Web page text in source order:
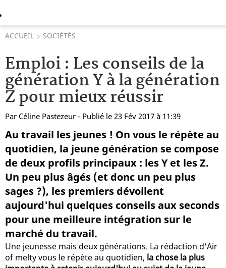
ACCUEIL SOCIÉTÉS
Emploi : Les conseils de la
génération Y à la génération
Z pour mieux réussir
Par Céline Pastezeur - Publié le 23 Fév 2017 à 11:39
Au travail les jeunes ! On vous le répète au
quotidien, la jeune génération se compose
de deux profils principaux : les Y et les Z.
Un peu plus âgés (et donc un peu plus
sages ?), les premiers dévoilent
aujourd'hui quelques conseils aux seconds
pour une meilleure intégration sur le
marché du travail.
Une jeunesse mais deux générations. La rédaction d'Air
of melty vous le répète au quotidien, la chose la plus